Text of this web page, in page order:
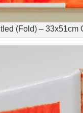
(Fold) – 33x51cm